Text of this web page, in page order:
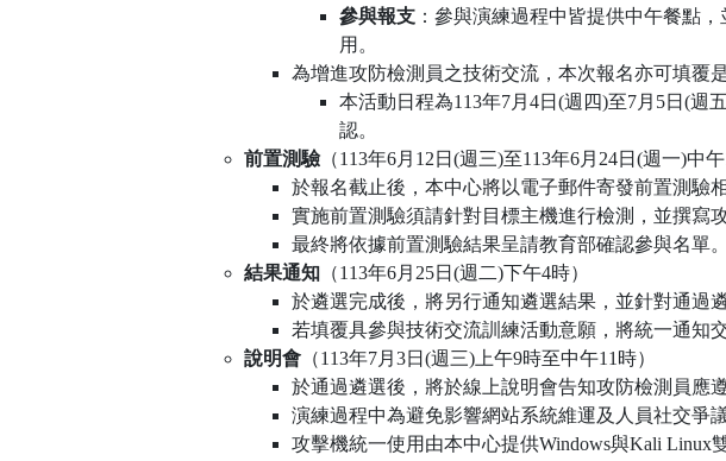
參與報支 ：參與演練過程中皆提供中午餐點
用。
為增進攻防檢測員之技術交流，本次報名亦可填覆
本活動日程為113年7月4日(週四)至7月5日(週
認。
前置測驗（113年6月12日(週三)至113年6月24日(週一)中午
於報名截止後，本中心將以電子郵件寄發前置測驗
實施前置測驗須請針對目標主機進行檢測，並撰寫
最終將依據前置測驗結果呈請教育部確認參與名單。
結果通知 （113年6月25日(週二)下午4時）
於遴選完成後，將另行通知遴選結果，並針對通過
若填覆具參與技術交流訓練活動意願，將統一通知
說明會 （113年7月3日(週三)上午9時至中午11時）
於通過遴選後，將於線上說明會告知攻防檢測員應
演練過程中為避免影響網站系統維運及人員社交爭
攻擊機統一使用由本中心提供Windows與Kali